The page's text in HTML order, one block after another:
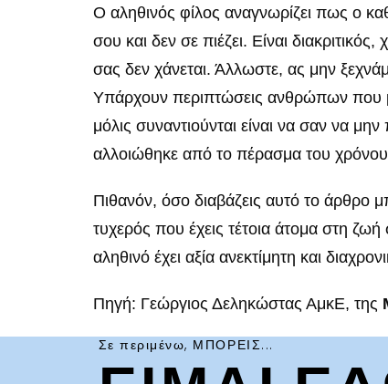
Ο αληθινός φίλος αναγνωρίζει πως ο
σου και δεν σε πιέζει. Είναι
σας δεν χάνεται. Άλλωστε, ας μην
Υπάρχουν περιπτώσεις ανθρώπων που
μόλις συναντιούνται είναι να σαν να
αλλοιώθηκε από το πέρασμα του
Πιθανόν, όσο διαβάζεις αυτό το άρθρο
τυχερός που έχεις τέτοια άτομα στη ζωή
αληθινό έχει αξία ανεκτίμητη και
Πηγή: Γεώργιος Δεληκώστας ΑμκΕ, της
Σε περιμένω, ΜΠΟΡΕΙΣ...